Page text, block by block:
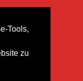
Tools,
zu